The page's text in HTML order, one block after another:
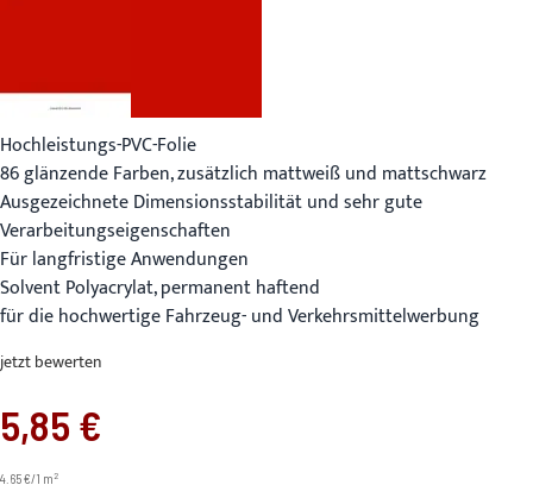
Hochleistungs-PVC-Folie
86 glänzende Farben, zusätzlich mattweiß und mattschwarz
Ausgezeichnete Dimensionsstabilität und sehr gute
Verarbeitungseigenschaften
Für langfristige Anwendungen
Solvent Polyacrylat, permanent haftend
für die hochwertige Fahrzeug- und Verkehrsmittelwerbung
jetzt bewerten
5,85 €
4.65 €/1 m2